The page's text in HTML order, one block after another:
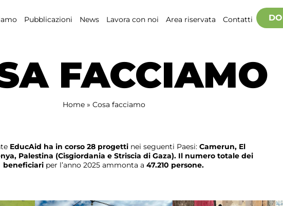
Pubblicazioni News Lavora con noi Area riservata Contatti
FACCIAMO
Home» Cosa facciamo
EducAid ha in corso 28 progetti nei seguenti Paesi: Camerun, El
Palestina (Cisgiordania e Striscia di Gaza). Il numero totale dei
beneficiari per l’anno 2025 ammonta a 47.210 persone.